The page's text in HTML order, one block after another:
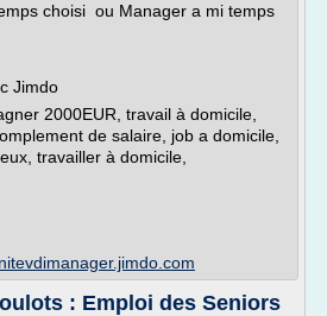
choisi ou Manager a mi temps
Jimdo
2000EUR, travail à domicile,
de salaire, job a domicile,
travailler à domicile,
: Emploi des Seniors